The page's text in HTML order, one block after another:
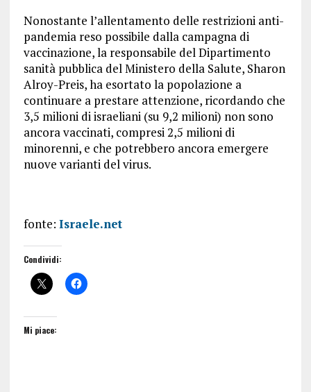
Nonostante l’allentamento delle restrizioni anti-
pandemia reso possibile dalla campagna di
vaccinazione, la responsabile del Dipartimento
sanità pubblica del Ministero della Salute, Sharon
Alroy-Preis, ha esortato la popolazione a
continuare a prestare attenzione, ricordando che
3,5 milioni di israeliani (su 9,2 milioni) non sono
ancora vaccinati, compresi 2,5 milioni di
minorenni, e che potrebbero ancora emergere
nuove varianti del virus.
fonte: Israele.net
Condividi:
Mi piace: